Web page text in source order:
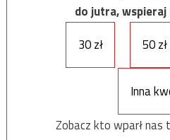
do jutra, wspieraj
30 zł
50 zł
Inna
Zobacz kto wparł nas